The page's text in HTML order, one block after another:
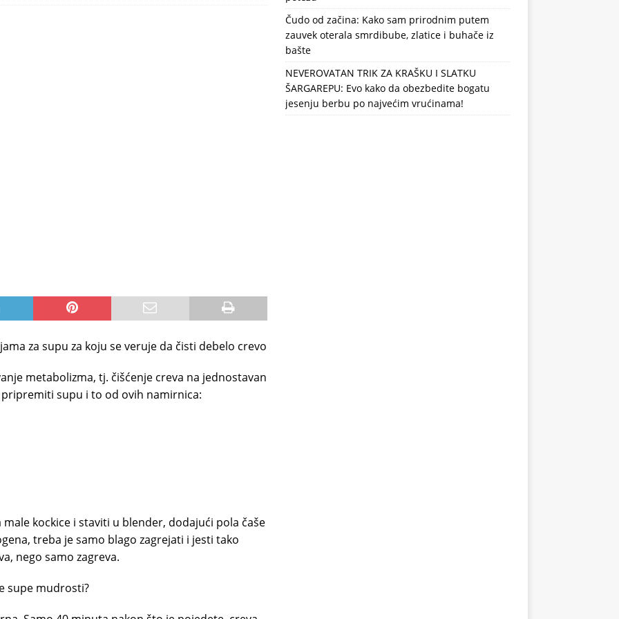
za supu za koju se veruje da čisti debelo crevo
metabolizma, tj. čišćenje creva na jednostavan
supu i to od ovih namirnica:
kockice i staviti u blender, dodajući pola čaše
treba je samo blago zagrejati i jesti tako
nego samo zagreva.
supe mudrosti?
Čudo od začina: Kako sam prirodnim putem
zauvek oterala smrdibube, zlatice i buhače iz
bašte
NEVEROVATAN TRIK ZA KRAŠKU I SLATKU
ŠARGAREPU: Evo kako da obezbedite bogatu
jesenju berbu po najvećim vrućinama!